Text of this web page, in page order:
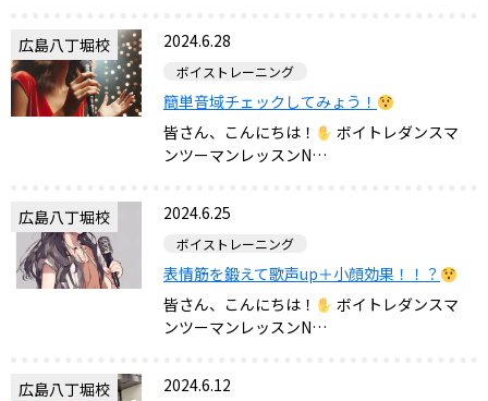
広島八丁堀校 2024.6.28
ボイストレーニング
簡単音域チェックしてみょう！
皆さん、こんにちは！
ボイトレダンスマ
ンツーマンレッスンN…
広島八丁堀校 2024.6.25
ボイストレーニング
表情筋を鍛えて歌声up＋小顔効果！！？
皆さん、こんにちは！
ボイトレダンスマ
ンツーマンレッスンN…
広島八丁堀校 2024.6.12